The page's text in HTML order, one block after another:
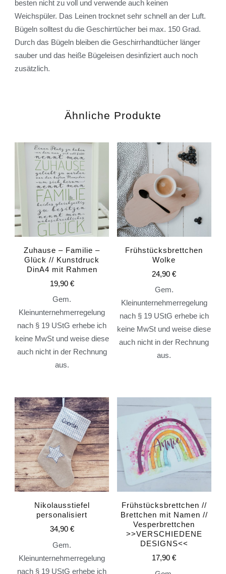
besten nicht zu voll und verwende auch keinen
Weichspüler. Das Leinen trocknet sehr schnell an der Luft.
Bügeln solltest du die Geschirrtücher bei max. 150 Grad.
Durch das Bügeln bleiben die Geschirrhandtücher länger
sauber und das heiße Bügeleisen desinfiziert auch noch
zusätzlich.
Ähnliche Produkte
Zuhause – Familie –
Glück // Kunstdruck
DinA4 mit Rahmen
19,90 €
Gem.
Kleinunternehmerregelung
nach § 19 UStG erhebe ich
keine MwSt und weise diese
auch nicht in der Rechnung
aus.
Frühstücksbrettchen
Wolke
24,90€
Gem.
Kleinunternehmerregelung
nach § 19 UStG erhebe ich
keine MwSt und weise diese
auch nicht in der Rechnung
aus.
Nikolausstiefel
personalisiert
34,90 €
Gem.
Kleinunternehmerregelung
nach § 19 UStG erhebe ich
Frühstücksbrettchen //
Brettchen mit Namen //
Vesperbrettchen
>>VERSCHIEDENE
DESIGNS<<
17,90€